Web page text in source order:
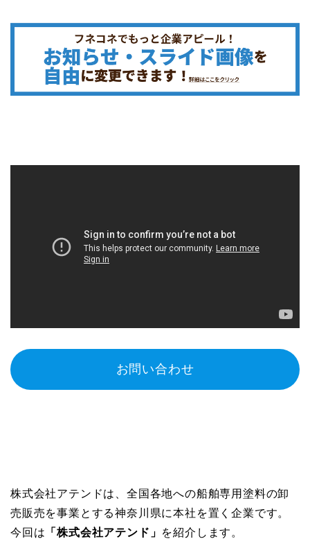
お問い合わせ
株式会社アテンドは、全国各地への船舶専用塗料の卸
売販売を事業とする神奈川県に本社を置く企業です。
今回は 「株式会社アテンド」 を紹介します。